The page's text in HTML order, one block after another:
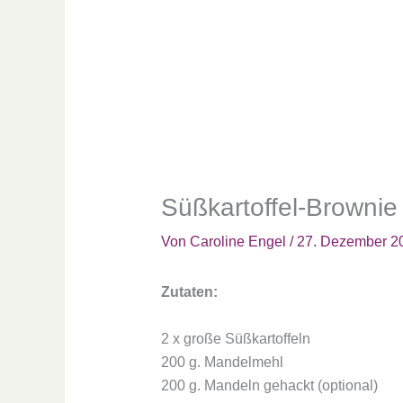
Süßkartoffel-Brownie
Von Caroline Engel / 27. Dezember
Zutaten:
2 x große Süßkartoffeln
200 g. Mandelmehl
200 g. Mandeln gehackt (optional)